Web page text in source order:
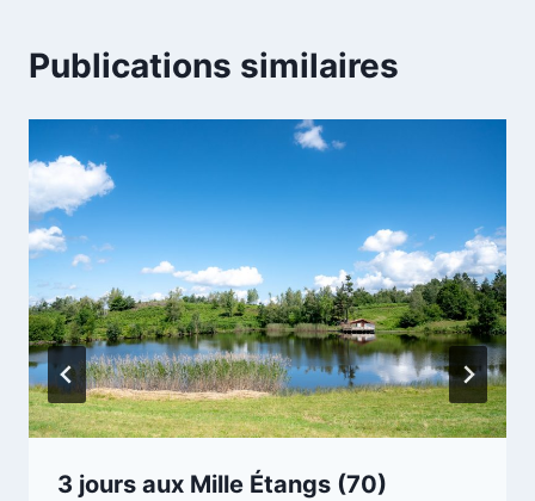
Publications similaires
3 jours aux Mille Étangs (70)